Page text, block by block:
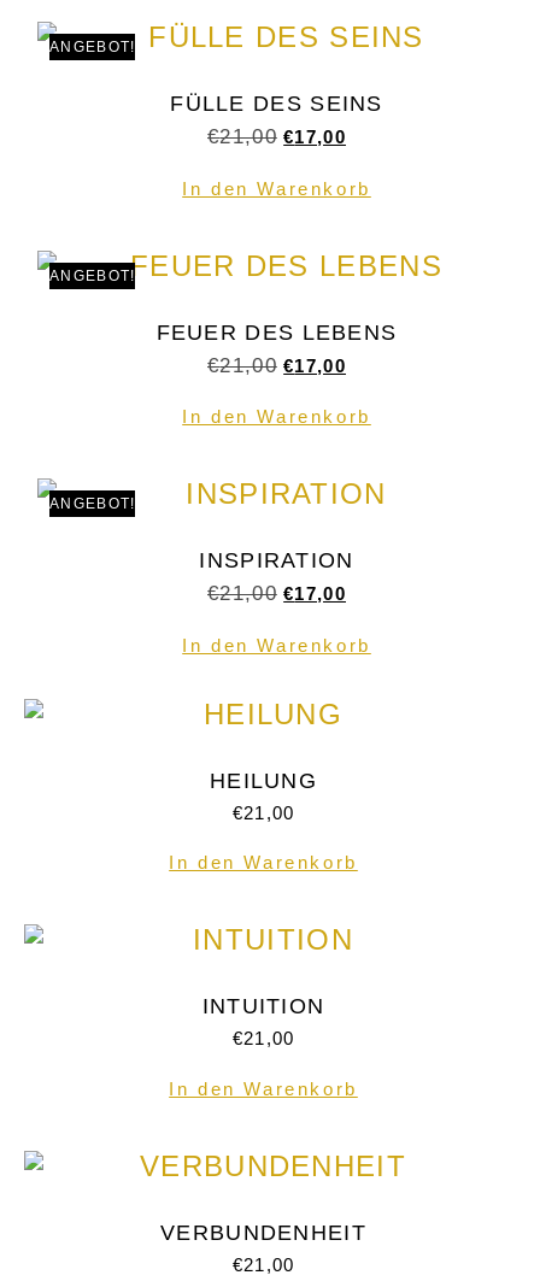
ANGEBOT!
FÜLLE DES SEINS
€21,00 €17,00
In den Warenkorb
ANGEBOT!
FEUER DES LEBENS
€21,00 €17,00
In den Warenkorb
ANGEBOT!
INSPIRATION
€21,00 €17,00
In den Warenkorb
HEILUNG
€21,00
In den Warenkorb
INTUITION
€21,00
In den Warenkorb
VERBUNDENHEIT
€21,00